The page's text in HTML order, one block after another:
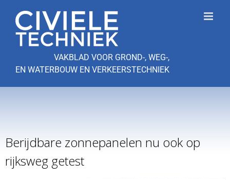
naar
inhoud
VAKBLAD VOOR GROND-, WEG-,
EN WATERBOUW EN VERKEERSTECHNIEK
Berijdbare zonnepanelen nu ook op
rijksweg getest